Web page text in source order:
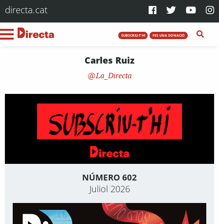
directa.cat
SUBSCRIU-T'HI FES UNA DONACIÓ
Carles Ruiz
La_Directa
NÚMERO 602
Juliol 2026